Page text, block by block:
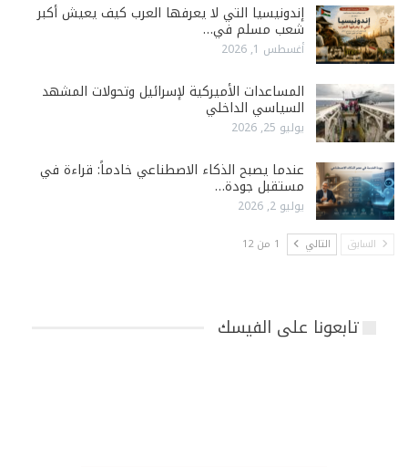
إندونيسيا التي لا يعرفها العرب كيف يعيش أكبر
شعب مسلم في…
أغسطس 1, 2026
المساعدات الأميركية لإسرائيل وتحولات المشهد
السياسي الداخلي
يوليو 25, 2026
عندما يصبح الذكاء الاصطناعي خادماً: قراءة في
مستقبل جودة…
يوليو 2, 2026
السابق التالي 1 من 12
تابعونا على الفيسك